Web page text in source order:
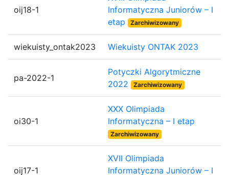
oij18-1
Informatyczna Juniorów – I
etap
Zarchiwizowany
wiekuisty_ontak2023 Wiekuisty ONTAK 2023
pa-2022-1
Potyczki Algorytmiczne
2022
Zarchiwizowany
oi30-1
XXX Olimpiada
Informatyczna – I etap
Zarchiwizowany
oij17-1
XVII Olimpiada
Informatyczna Juniorów – I